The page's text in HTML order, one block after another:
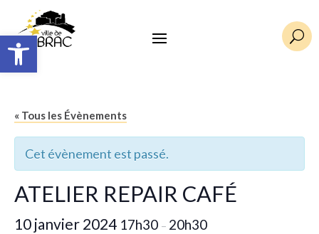
Ouvrir la barre d’outils U
« Tous les Évènements
Cet évènement est passé.
ATELIER REPAIR CAFÉ
10 janvier 2024 17h30 – 20h30